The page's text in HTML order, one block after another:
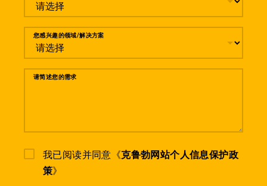
您感兴趣的领域/解决方案
请简述您的需求
我已阅读并同意《克鲁勃网站个人信息保护政
策》